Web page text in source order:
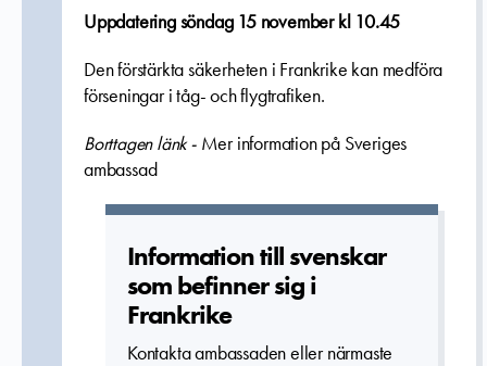
Uppdatering söndag 15 november kl 10.45
Den förstärkta säkerheten i Frankrike kan medföra
förseningar i tåg- och flygtrafiken.
Borttagen länk - Mer information på Sveriges
ambassad
Informatio­n till svenskar
som befinner sig i
Frankrike
Kontakta ambassaden eller närmaste